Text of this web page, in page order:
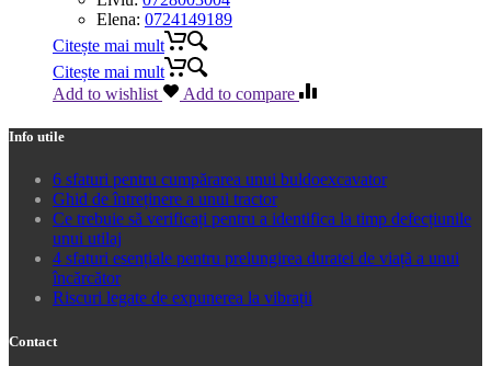
Elena: 0724149189
Citește mai mult
Citește mai mult
Add to wishlist
Add to compare
Info utile
6 sfaturi pentru cumpărarea unui buldoexcavator
Ghid de întreținere a unui tractor
Ce trebuie să verificați pentru a identifica la timp defecțiunile
unui utilaj
4 sfaturi esențiale pentru prelungirea duratei de viață a unui
încărcător
Riscuri legate de expunerea la vibrații
Contact